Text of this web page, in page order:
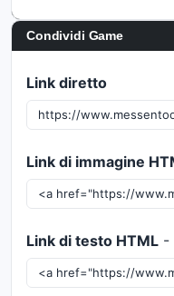
Condividi Game
Link diretto
Link di immagine
Link di testo HTML -